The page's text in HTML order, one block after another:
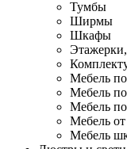
Тумбы
Ширмы
Шкафы
Мебель
Мебель
Мебель
Мебель
Мебель